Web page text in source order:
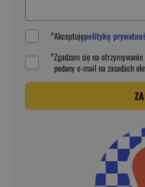
*Akceptujępolitykę
*Zgadzam się na
podanye-mail na zasadach